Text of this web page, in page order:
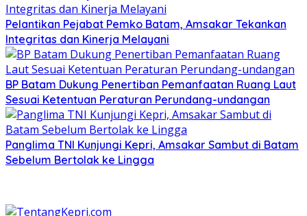
Pelantikan Pejabat Pemko Batam, Amsakar Tekankan
Integritas dan Kinerja Melayani
BP Batam Dukung Penertiban Pemanfaatan Ruang Laut
Sesuai Ketentuan Peraturan Perundang-undangan
Panglima TNI Kunjungi Kepri, Amsakar Sambut di Batam
Sebelum Bertolak ke Lingga